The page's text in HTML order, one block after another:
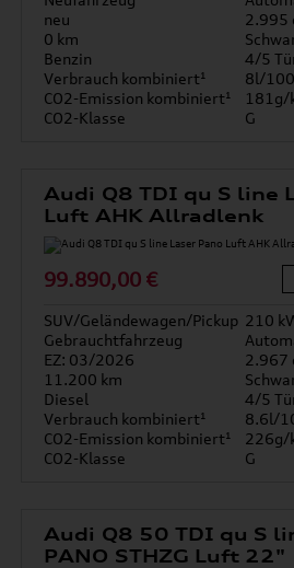
neu
2.995
0 km
Benzin
4/5
Verbrauch kombiniert¹
8l/
CO2-Emission kombiniert¹
181g/
CO2-Klasse
G
Audi Q8 TDI qu S line
Luft AHK Allradlenk
99.890,00 €
SUV/Geländewagen/Pickup 210
Gebrauchtfahrzeug
EZ: 03/2026
2.967
11.200 km
Diesel
4/5
Verbrauch kombiniert¹
8.6l/
CO2-Emission kombiniert¹
226g/
CO2-Klasse
G
Audi Q8 50 TDI qu S
PANO STHZG Luft 22"